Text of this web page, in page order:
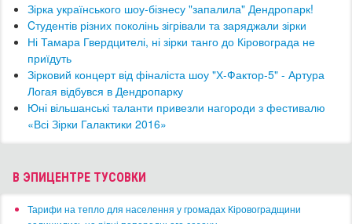
Зірка українського шоу-бізнесу "запалила" Дендропарк!
Cтудентів різних поколінь зігрівали та заряджали зірки
Ні Тамара Гвердцителі, ні зірки танго до Кіровограда не
приїдуть
Зірковий концерт від фіналіста шоу "Х-Фактор-5" - Артура
Логая відбувся в Дендропарку
Юні вільшанські таланти привезли нагороди з фестивалю
«Всі Зірки Галактики 2016»
В ЭПИЦЕНТРЕ ТУСОВКИ
​Тарифи на тепло для населення у громадах Кіровоградщини